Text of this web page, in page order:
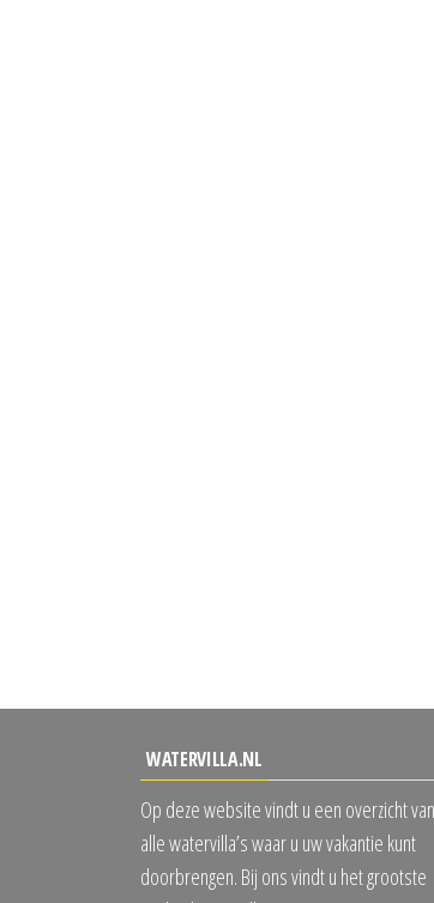
WATERVILLA.NL
Op deze website vindt u een overzicht van
alle watervilla’s waar u uw vakantie kunt
doorbrengen. Bij ons vindt u het grootste